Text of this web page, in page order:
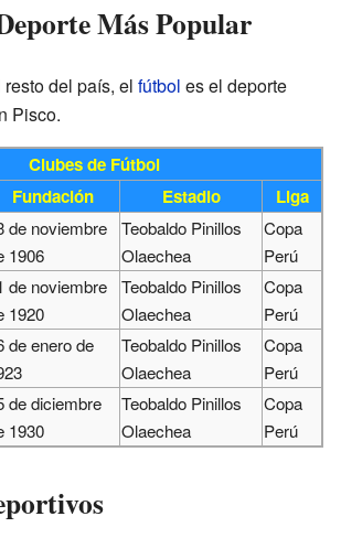
Más Popular
del país, el fútbol es el deporte
Pisco.
Clubes de Fútbol
Fundación Estadio Liga
de noviembre
1906
Teobaldo Pinillos
Olaechea
Copa
Perú
de noviembre
1920
Teobaldo Pinillos
Olaechea
Copa
Perú
de enero de
Teobaldo Pinillos
Olaechea
Copa
Perú
de diciembre
1930
Teobaldo Pinillos
Olaechea
Copa
Perú